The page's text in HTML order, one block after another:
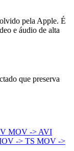
pela Apple. É
e áudio de alta
que preserva
MOV -> AVI
-> TS MOV ->